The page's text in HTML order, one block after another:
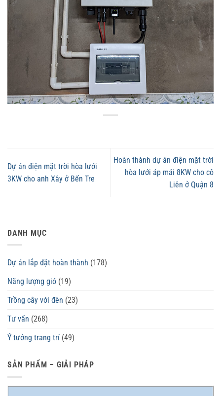
Dự án điện mặt trời hòa lưới
3KW cho anh Xây ở Bến Tre
Hoàn thành dự án điện mặt trời
hòa lưới áp mái 8KW cho cô
Liên ở Quận 8
DANH MỤC
Dự án lắp đặt hoàn thành (178)
Năng lượng gió (19)
Trồng cây với đèn (23)
Tư vấn (268)
Ý tưởng trang trí (49)
SẢN PHẨM – GIẢI PHÁP